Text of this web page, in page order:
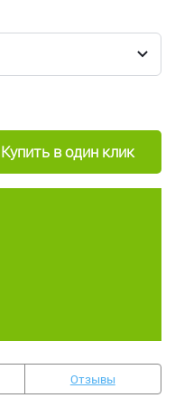
Купить в один клик
Отзывы